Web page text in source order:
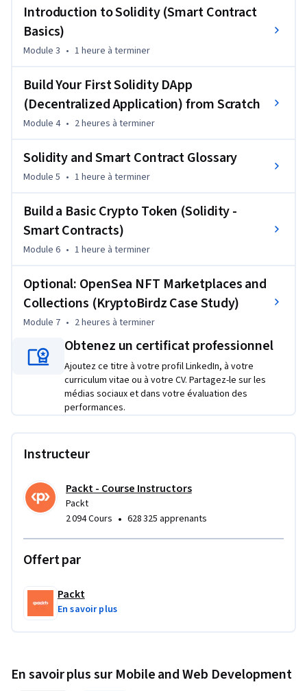
hands-on experience with tools like Remix: Ethereum IDE
and discover the power of Solidity programming.
DApps, exploring the key concepts of decentralization and
their impact. Dive into the practicalities of smart contract
development, mastering Solidity basics, pragma directives,
ensure a solid grasp of these essential skills.
Advance to building your first DApp and crafting custom
like modifiers, mappings, and arrays while implementing
secure, functional smart contracts. Explore optional NFT
concepts and marketplaces for insights into digital assets
Whether you're a developer, blockchain enthusiast, or
aspiring innovator, this course is tailored for all skill levels. A
not required. Join us and become part of the decentralized
revolution!
Introduction to Solidity (Smart Contract
Basics)
Module 3 • 1 heure à terminer
Build Your First Solidity DApp
(Decentralized Application) from Scratch
Module 4 • 2 heures à terminer
Solidity and Smart Contract Glossary
Module 5 • 1 heure à terminer
Build a Basic Crypto Token (Solidity -
Smart Contracts)
Module 6 • 1 heure à terminer
Optional: OpenSea NFT Marketplaces and
Collections (KryptoBirdz Case Study)
Module 7 • 2 heures à terminer
Obtenez un certificat professionnel
Ajoutez ce titre à votre profil LinkedIn, à votre
curriculum vitae ou à votre CV. Partagez-le sur les
médias sociaux et dans votre évaluation des
performances.
Instructeur
Packt - Course Instructors
Packt
2 094 Cours • 628 325 apprenants
Offert par
Packt
En savoir plus
En savoir plus sur Mobile and Web Development